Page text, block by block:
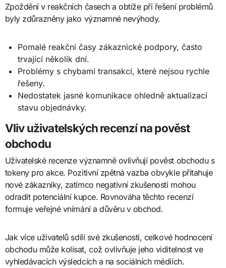
Zpoždění v reakčních časech a obtíže při řešení problémů
byly zdůrazněny jako významné nevýhody.
Pomalé reakční časy zákaznické podpory, často
trvající několik dní.
Problémy s chybami transakcí, které nejsou rychle
řešeny.
Nedostatek jasné komunikace ohledně aktualizací
stavu objednávky.
Vliv uživatelských recenzí na pověst
obchodu
Uživatelské recenze významně ovlivňují pověst obchodu s
tokeny pro akce. Pozitivní zpětná vazba obvykle přitahuje
nové zákazníky, zatímco negativní zkušenosti mohou
odradit potenciální kupce. Rovnováha těchto recenzí
formuje veřejné vnímání a důvěru v obchod.
Jak více uživatelů sdílí své zkušenosti, celkové hodnocení
obchodu může kolísat, což ovlivňuje jeho viditelnost ve
vyhledávacích výsledcích a na sociálních médiích.